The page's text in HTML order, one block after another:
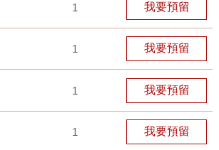
1 我要預留
1 我要預留
1 我要預留
1 我要預留